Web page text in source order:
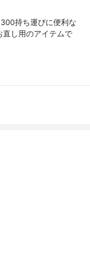
持ち運びに便利な
直し用のアイテムで